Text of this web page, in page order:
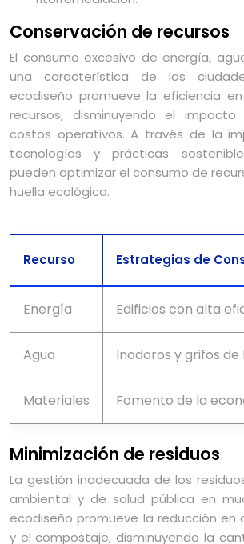
Conservación de recursos
El consumo excesivo de energía,
una característica de las
ecodiseño promueve la eficiencia
recursos, disminuyendo el
costos operativos. A través de la
tecnologías y prácticas
pueden optimizar el consumo de
huella ecológica.
Recurso Estrategias de
Energía Edificios con alta
Agua Inodoros y grifos
Materiales Fomento de la
Minimización de residuos
La gestión inadecuada de los
ambiental y de salud pública en
ecodiseño promueve la reducción en
y el compostaje, disminuyendo la